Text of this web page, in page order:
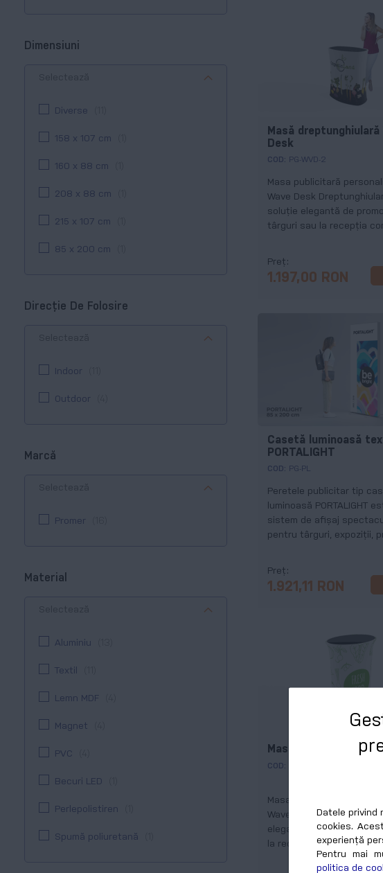
Datele privind
cookies.
experiență
Pentru mai
politica de
Masă dreptunghiulară
Desk
COD: PG-WVD-2
Masa publicitară
Wave Desk
soluție elegantă de
târguri sau la recepția
Preț
1.197,00 RON
Casetă luminoasă
PORTALIGHT
COD: PG-PL
Peretele publicitar tip
luminoasă PORTALIGHT
sistem de afișaj
pentru târguri, expoziții,
pentru compania ta.
Preț
1.921,11 RON
Masă ovală Wave
COD:
Masa publicitară
Wave Desk Oval este o
elegantă de promovare
la recepția companiei
Dimensiuni
Diverse
158 x 107 cm
160 x 88 cm
208 x 88 cm
215 x 107 cm
85 x 200 cm
Direcție De Folosire
Indoor
Outdoor
Marcă
Promer
Material
Aluminiu
Textil
Lemn MDF
Magnet
PVC
Becuri LED
Perlepolistiren
Spumă poliuretană